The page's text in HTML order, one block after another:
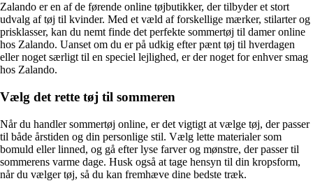
Zalando er en af de førende online tøjbutikker, der tilbyder et stort
udvalg af tøj til kvinder. Med et væld af forskellige mærker, stilarter og
prisklasser, kan du nemt finde det perfekte sommertøj til damer online
hos Zalando. Uanset om du er på udkig efter pænt tøj til hverdagen
eller noget særligt til en speciel lejlighed, er der noget for enhver smag
hos Zalando.
Vælg det rette tøj til sommeren
Når du handler sommertøj online, er det vigtigt at vælge tøj, der passer
til både årstiden og din personlige stil. Vælg lette materialer som
bomuld eller linned, og gå efter lyse farver og mønstre, der passer til
sommerens varme dage. Husk også at tage hensyn til din kropsform,
når du vælger tøj, så du kan fremhæve dine bedste træk.